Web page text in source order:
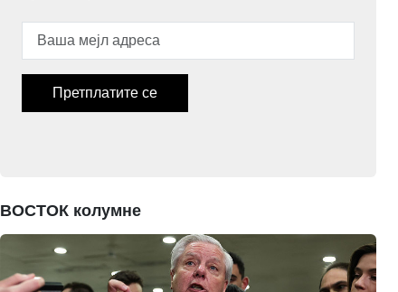
Претплатите се
ВОСТОК колумне